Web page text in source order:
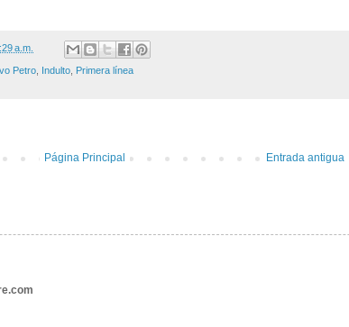
a.m.
Petro Indulto Primera línea
Entrada antigua
Página Principal